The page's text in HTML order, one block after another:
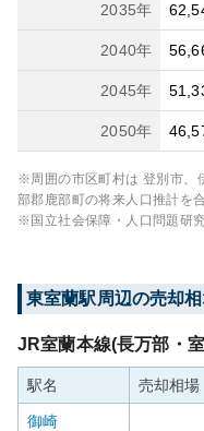
2035年
2040年
2045年
2050年
※周囲の市区町村は 登別市、
部郡鹿部町の将来人口推計を
※国立社会保障・人口問題研
東室蘭駅周辺の売却
JR室蘭本線(長万部・
駅名 売却相場
御崎